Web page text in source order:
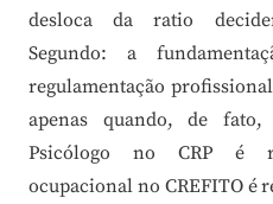
desloca da ratio
Segundo: a
regulamentação
apenas quando, de fato,
Psicólogo no CRP é
ocupacional no CREFITO é